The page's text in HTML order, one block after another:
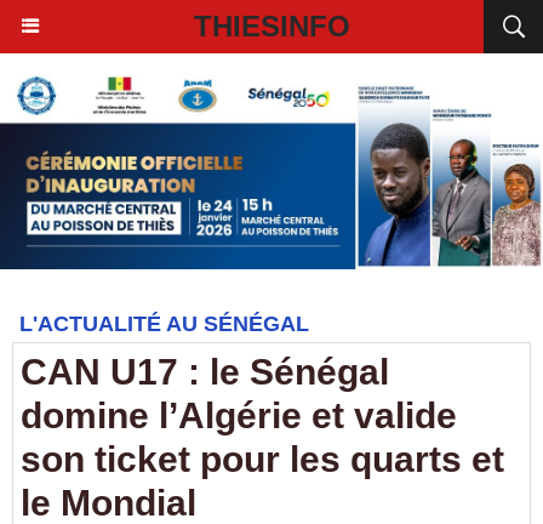
THIESINFO
L'ACTUALITÉ AU SÉNÉGAL
CAN U17 : le Sénégal
domine l’Algérie et valide
son ticket pour les quarts et
le Mondial